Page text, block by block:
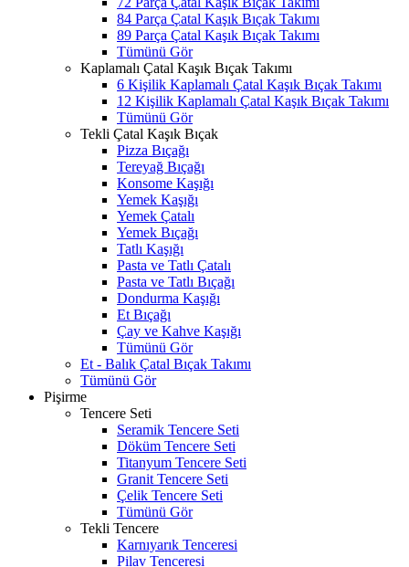
84 Parça Çatal Kaşık Bıçak Takımı
89 Parça Çatal Kaşık Bıçak Takımı
Tümünü Gör
Kaplamalı Çatal Kaşık Bıçak Takımı
6 Kişilik Kaplamalı Çatal Kaşık Bıçak Takımı
12 Kişilik Kaplamalı Çatal Kaşık Bıçak Takımı
Tümünü Gör
Tekli Çatal Kaşık Bıçak
Pizza Bıçağı
Tereyağ Bıçağı
Konsome Kaşığı
Yemek Kaşığı
Yemek Çatalı
Yemek Bıçağı
Tatlı Kaşığı
Pasta ve Tatlı Çatalı
Pasta ve Tatlı Bıçağı
Dondurma Kaşığı
Et Bıçağı
Çay ve Kahve Kaşığı
Tümünü Gör
Et - Balık Çatal Bıçak Takımı
Tümünü Gör
Pişirme
Tencere Seti
Seramik Tencere Seti
Döküm Tencere Seti
Titanyum Tencere Seti
Granit Tencere Seti
Çelik Tencere Seti
Tümünü Gör
Tekli Tencere
Karnıyarık Tenceresi
Pilav Tenceresi